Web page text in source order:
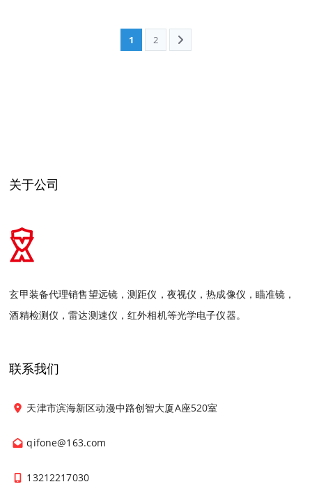
1 2
关于公司
玄甲装备代理销售望远镜，测距仪，夜视仪，热成像仪，瞄准镜，
酒精检测仪，雷达测速仪，红外相机等光学电子仪器。
联系我们
天津市滨海新区动漫中路创智大厦A座520室
qifone@163.com
13212217030